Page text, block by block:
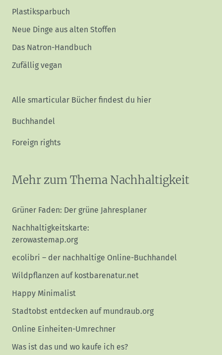
Plastiksparbuch
Neue Dinge aus alten Stoffen
Das Natron-Handbuch
Zufällig vegan
Alle smarticular Bücher findest du hier
Buchhandel
Foreign rights
Mehr zum Thema Nachhaltigkeit
Grüner Faden: Der grüne Jahresplaner
Nachhaltigkeitskarte:
zerowastemap.org
ecolibri – der nachhaltige Online-Buchhandel
Wildpflanzen auf kostbarenatur.net
Happy Minimalist
Stadtobst entdecken auf mundraub.org
Online Einheiten-Umrechner
Was ist das und wo kaufe ich es?